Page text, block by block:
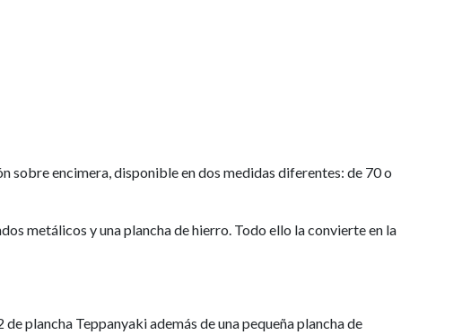
sobre encimera, disponible en dos medidas diferentes: de 70 o
metálicos y una plancha de hierro. Todo ello la convierte en la
plancha Teppanyaki además de una pequeña plancha de